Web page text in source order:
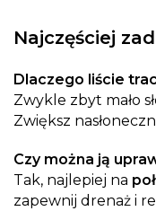
Najczęściej
Dlaczego liście
Zwykle zbyt mało
Zwiększ
Czy można ją
Tak, najlepiej na
zapewnij drenaż i